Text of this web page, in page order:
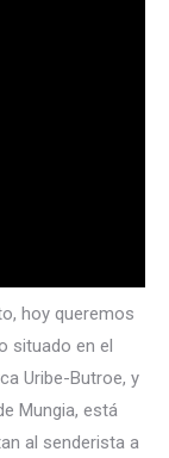
hoy queremos
situado en el
Uribe-Butroe, y
Mungia, está
al senderista a